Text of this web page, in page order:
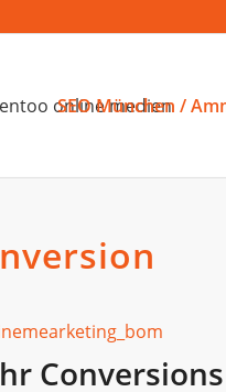
SEO München /